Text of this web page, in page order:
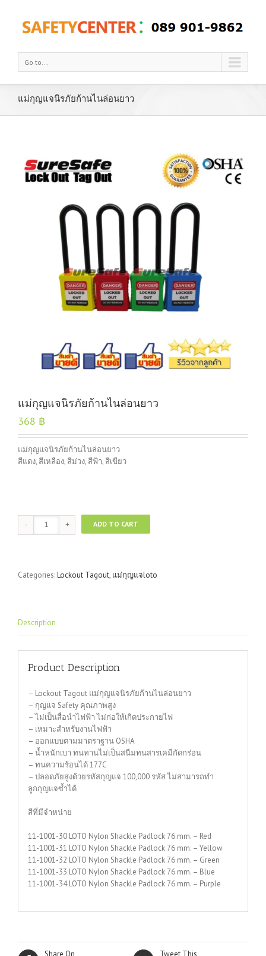
Go to...
แม่กุญแจนิรภัยก้านไนล่อนยาว
แม่กุญแจนิรภัยก้านไนล่อนยาว
368 ฿
แม่กุญแจนิรภัยก้านไนล่อนยาว
สีแดง, สีเหลือง, สีม่วง, สีฟ้า, สีเขียว
แม่กุญแจ
นิรภัย
ยาว
ADD TO CART
Categories:Lockout Tagout, แม่กุญแจloto
Description
Product Description
– Lockout Tagout แม่กุญแจนิรภัยก้านไนล่อนยาว
– กุญแจ Safety คุณภาพสูง
– ไม่เป็นสื่อนำไฟฟ้า ไม่ก่อให้เกิดประกายไฟ
– เหมาะสำหรับงานไฟฟ้า
– ออกแบบตามมาตราฐาน OSHA
– น้ำหนักเบา ทนทานไม่เป็นสนืมทนสารเคมีกัดกร่อน
– ทนความร้อนได้ 177C
– ปลอดภัยสูงด้วยรหัสกุญแจ 100,000 รหัส ไม่สามารถทำ
ลูกกุญแจซ้ำได้
สีที่มีจำหน่าย
11-1001-30 LOTO Nylon Shackle Padlock 76 mm. – Red
11-1001-31 LOTO Nylon Shackle Padlock 76 mm. – Yellow
11-1001-32 LOTO Nylon Shackle Padlock 76 mm. – Green
11-1001-33 LOTO Nylon Shackle Padlock 76 mm. – Blue
11-1001-34 LOTO Nylon Shackle Padlock 76 mm. – Purple
Share On
Tweet This